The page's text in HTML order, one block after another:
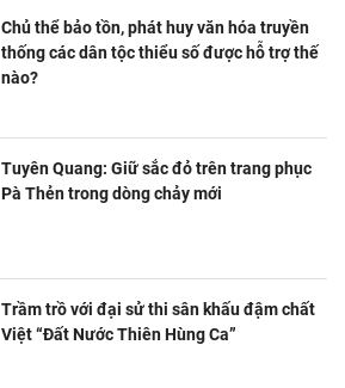
Chủ thể bảo tồn, phát huy văn hóa truyền
thống các dân tộc thiểu số được hỗ trợ thế
nào?
Tuyên Quang: Giữ sắc đỏ trên trang phục
Pà Thẻn trong dòng chảy mới
Trầm trồ với đại sử thi sân khấu đậm chất
Việt “Đất Nước Thiên Hùng Ca”